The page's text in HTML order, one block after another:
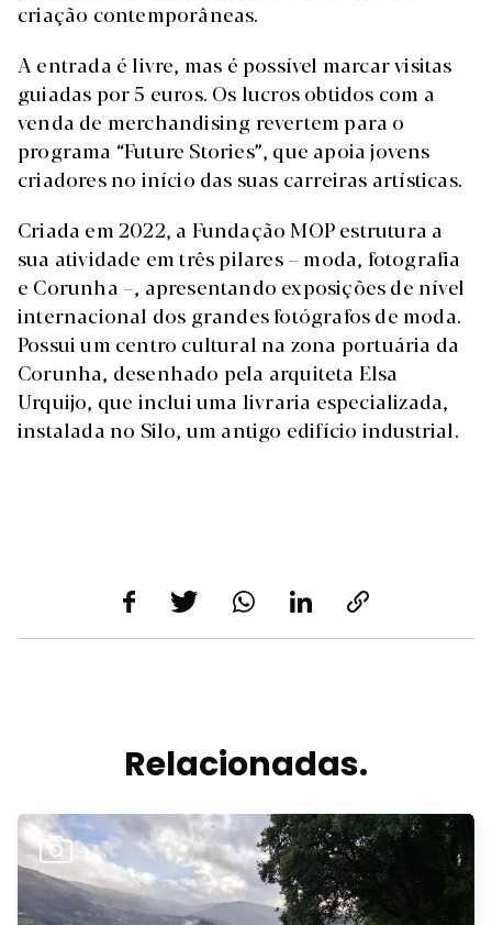
criação contemporâneas.
A entrada é livre, mas é possível marcar visitas
guiadas por 5 euros. Os lucros obtidos com a
venda de merchandising revertem para o
programa “Future Stories”, que apoia jovens
criadores no início das suas carreiras artísticas.
Criada em 2022, a Fundação MOP estrutura a
sua atividade em três pilares – moda, fotografia
e Corunha –, apresentando exposições de nível
internacional dos grandes fotógrafos de moda.
Possui um centro cultural na zona portuária da
Corunha, desenhado pela arquiteta Elsa
Urquijo, que inclui uma livraria especializada,
instalada no Silo, um antigo edifício industrial.
Relacionadas.